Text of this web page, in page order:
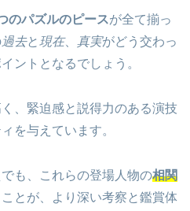
のパズルのピースが全て揃っ
過去と現在、 真実がどう交わっ
ントとなるでしょう。
、緊迫感と説得力のある演技
を与えています。
も、これらの登場人物の相関
とが、より深い考察と鑑賞体